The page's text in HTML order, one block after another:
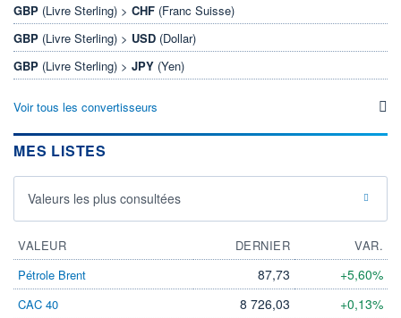
GBP (Livre Sterling) > CHF (Franc Suisse)
GBP (Livre Sterling) > USD (Dollar)
GBP (Livre Sterling) > JPY (Yen)
Voir tous les convertisseurs
MES LISTES
Valeurs les plus consultées
VALEUR DERNIER
VAR.
Pétrole Brent
87,73 +5,60%
CAC 40 8 726,03 +0,13%